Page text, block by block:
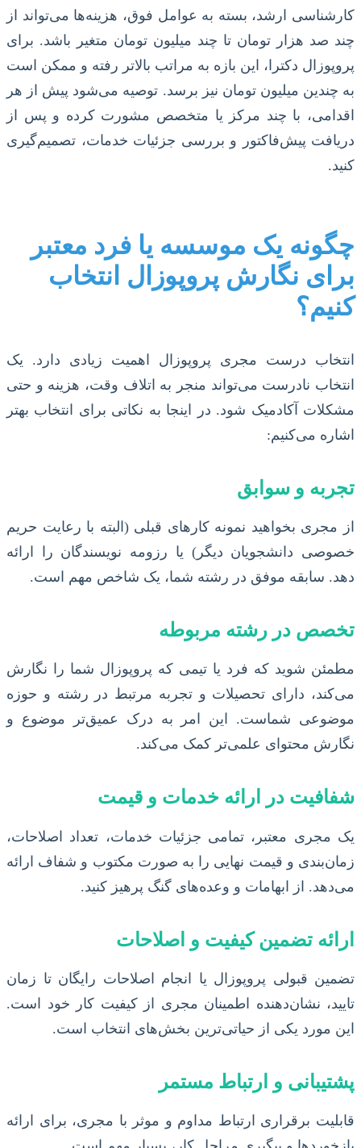
کارشناسی ارشد، بسته به عوامل فوق، هزینه‌ها می‌تواند از
چند صد هزار تومان تا چند میلیون تومان متغیر باشد. برای
پروپوزال دکترا، این بازه به مراتب بالاتر رفته و ممکن است
به چندین میلیون تومان نیز برسد. توصیه می‌شود پیش از هر
اقدامی، با چند مرکز یا متخصص مشورت کرده و پس از
دریافت پیش‌فاکتور و بررسی جزئیات خدمات، تصمیم‌گیری
کنید.
چگونه یک موسسه یا فرد معتبر
برای نگارش پروپوزال انتخاب
کنیم؟
انتخاب درست مجری پروپوزال اهمیت زیادی دارد. یک
انتخاب نادرست می‌تواند منجر به اتلاف وقت، هزینه و حتی
مشکلات آکادمیک شود. در اینجا به نکاتی برای انتخاب بهتر
اشاره می‌کنیم:
تجربه و سوابق
از مجری بخواهید نمونه کارهای قبلی (البته با رعایت حریم
خصوصی دانشجویان دیگر) یا رزومه نویسندگان را ارائه
دهد. سابقه موفق در رشته شما، یک شاخص مهم است.
تخصص در رشته مربوطه
مطمئن شوید که فرد یا تیمی که پروپوزال شما را نگارش
می‌کند، دارای تحصیلات و تجربه مرتبط در رشته و حوزه
موضوعی شماست. این امر به درک عمیق‌تر موضوع و
نگارش محتوای علمی‌تر کمک می‌کند.
شفافیت در ارائه خدمات و قیمت
یک مجری معتبر، تمامی جزئیات خدمات، تعداد اصلاحات،
زمان‌بندی و قیمت نهایی را به صورت مکتوب و شفاف ارائه
می‌دهد. از ابهامات و وعده‌های گنگ پرهیز کنید.
ارائه تضمین کیفیت و اصلاحات
تضمین قبولی پروپوزال یا انجام اصلاحات رایگان تا زمان
تایید، نشان‌دهنده اطمینان مجری از کیفیت کار خود است.
این مورد یکی از حیاتی‌ترین بخش‌های انتخاب است.
پشتیبانی و ارتباط مستمر
قابلیت برقراری ارتباط مداوم و موثر با مجری، برای ارائه